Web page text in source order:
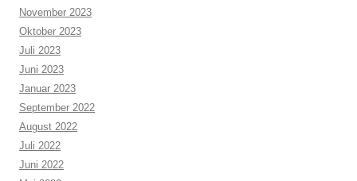
November 2023
Oktober 2023
Juli 2023
Juni 2023
Januar 2023
September 2022
August 2022
Juli 2022
Juni 2022